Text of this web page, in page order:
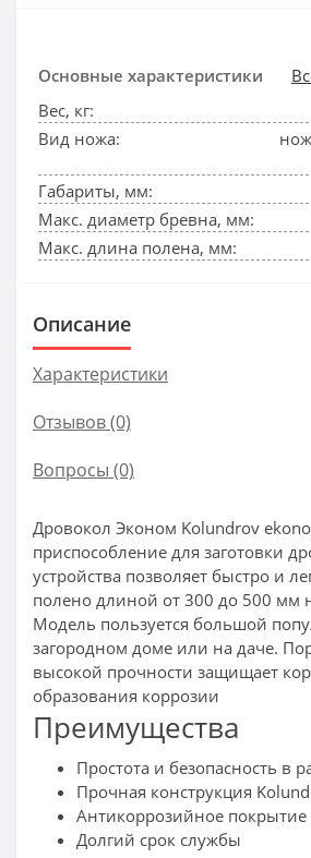
Основные характеристики
Вес, кг:
Вид ножа:
Габариты, мм:
Макс. диаметр бревна, мм:
Макс. длина полена, мм:
Описание
Характеристики
Отзывов (0)
Вопросы (0)
Дровокол Эконом Kolundrov
приспособление для заготовки
устройства позволяет быстро и
полено длиной от 300 до 500 мм
Модель пользуется большой
загородном доме или на даче.
высокой прочности защищает
образования коррозии
Преимущества
Простота и безопасность в
Прочная конструкция
Антикоррозийное покрытие
Долгий срок службы